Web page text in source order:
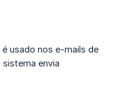
usado nos e-mails de
envia